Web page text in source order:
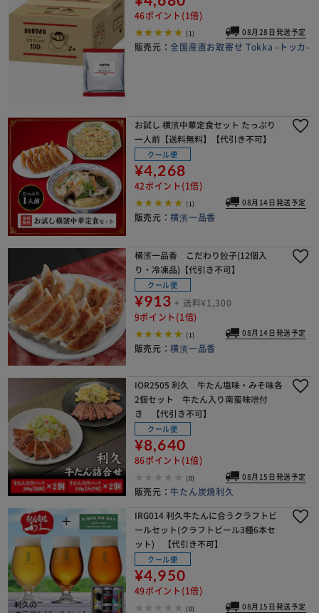
46ポイント(1倍)
(1) 08月28日発送予定
販売元： 全国産直お取寄せ Tokka -トッカ-
お試し 横濱中華定食セット たっぷり
一人前【送料無料】【代引き不可】
クール便
¥4,268
42ポイント(1倍)
(1) 08月14日発送予定
販売元：横濱一品香
横濱一品香 こだわり餃子(12個入
り・冷凍品)【代引き不可】
クール便
¥913 + 送料¥1,300
9ポイント(1倍)
(1) 08月14日発送予定
販売元：横濱一品香
IOR2505 利久 牛たん塩味・みそ味各
2個セット 牛たん入り南蛮味噌付
き 【代引き不可】
クール便
¥8,640
86ポイント(1倍)
(0) 08月15日発送予定
販売元：牛たん炭焼利久
IRG014 利久牛たんに合うクラフトビ
ールセット(クラフトビール3種6本セ
ット) 【代引き不可】
クール便
¥4,950
49ポイント(1倍)
(0) 08月15日発送予定